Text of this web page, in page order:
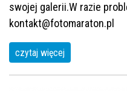
swojej galerii.W razie
kontakt@fotomaraton.pl
czytaj więcej